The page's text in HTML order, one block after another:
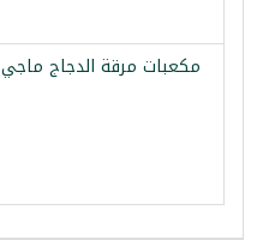
مكعبات مرقة الدجاج ماجي 100 مكعب